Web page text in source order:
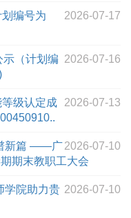
2026-07-17
编号为
2026-07-16
（计划编
2026-07-13
级认定成
2026-07-10
新篇 ——广
期末教职工大会
2026-07-10
学院助力贵